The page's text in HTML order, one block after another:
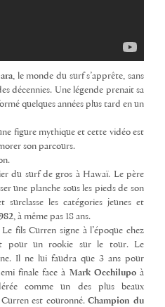
, le monde du surf s’apprête, sans
décennies. Une légende prenait sa
quelques années plus tard en un
figure mythique et cette vidéo est
son parcours.
du surf de gros à Hawaï. Le père
une planche sous les pieds de son
surclasse les catégories jeunes et
, à même pas 18 ans.
fils Curren signe à l’époque chez
pour un rookie sur le tour. Le
Il ne lui faudra que 3 ans pour
finale face à Mark Occhilupoà
comme un des plus beaux
est couronné.Champion du